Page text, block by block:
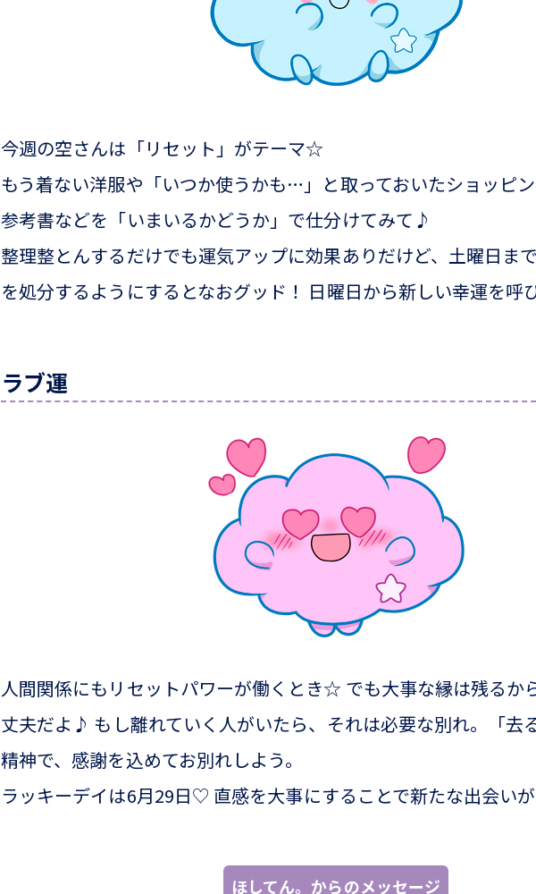
今週の空さんは「リセット」がテーマ☆
もう着ない洋服や「いつか使うかも…」と取っておいたショッピ
参考書などを「いまいるかどうか」で仕分けてみて♪
整理整とんするだけでも運気アップに効果ありだけど、土曜日ま
を処分するようにするとなおグッド！ 日曜日から新しい幸運を
ラブ運
人間関係にもリセットパワーが働くとき☆ でも大事な縁は残るか
丈夫だよ♪ もし離れていく人がいたら、それは必要な別れ。「去
精神で、感謝を込めてお別れしよう。
ラッキーデイは6月29日♡ 直感を大事にすることで新たな出会い
ほしてん。からのメッセージ